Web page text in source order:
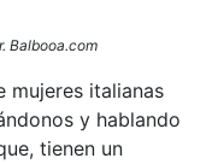
Balbooa.com
mujeres italianas
y hablando
tienen un